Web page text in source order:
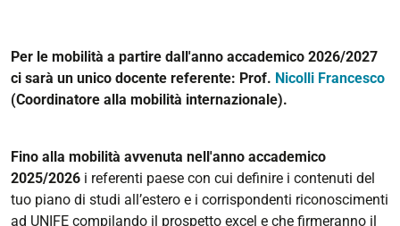
Per le mobilità a partire dall'anno accademico 2026/2027
ci sarà un unico docente referente: Prof. Nicolli Francesco
(Coordinatore alla mobilità internazionale).
Fino alla mobilità avvenuta nell'anno accademico
2025/2026 i referenti paese con cui definire i contenuti del
tuo piano di studi all’estero e i corrispondenti riconoscimenti
ad UNIFE compilando il prospetto excel e che firmeranno il